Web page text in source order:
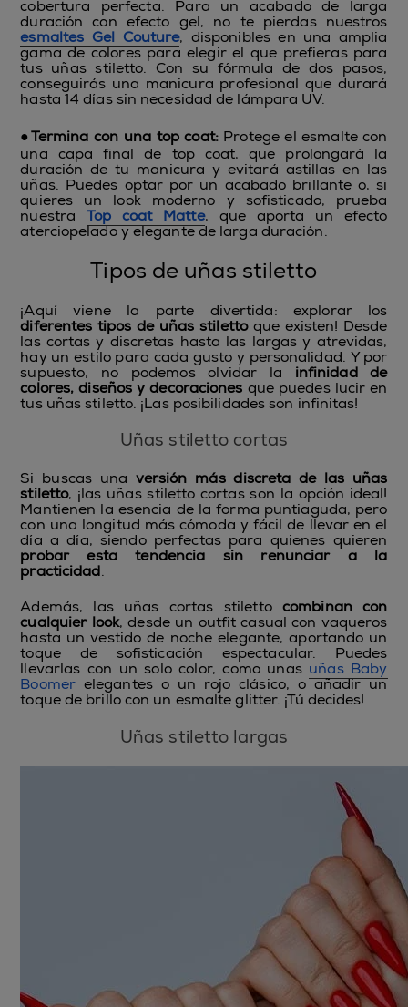
cobertura perfecta. Para un acabado de larga
duración con efecto gel, no te pierdas nuestros
esmaltes Gel Couture, disponibles en una amplia
gama de colores para elegir el que prefieras para
tus uñas stiletto. Con su fórmula de dos pasos,
conseguirás una manicura profesional que durará
hasta 14 días sin necesidad de lámpara UV.
●Termina con una top coat:Protege el esmalte con
una capa final de top coat, que prolongará la
duración de tu manicura y evitará astillas en las
uñas. Puedes optar por un acabado brillante o, si
quieres un look moderno y sofisticado, prueba
nuestra Top coat Matte, que aporta un efecto
aterciopelado y elegante de larga duración.
Tipos de uñas stiletto
¡Aquí viene la parte divertida: explorar los
diferentes tipos de uñas stilettoque existen! Desde
las cortas y discretas hasta las largas y atrevidas,
hay un estilo para cada gusto y personalidad. Y por
supuesto, no podemos olvidar la infinidad de
colores, diseños y decoraciones que puedes lucir en
tus uñas stiletto. ¡Las posibilidades son infinitas!
Uñas stiletto cortas
Si buscas una versión más discreta de las uñas
stiletto, ¡las uñas stiletto cortas son la opción ideal!
Mantienen la esencia de la forma puntiaguda, pero
con una longitud más cómoda y fácil de llevar en el
día a día, siendo perfectas para quienes quieren
probar esta tendencia sin renunciar a la
practicidad.
Además, las uñas cortas stilettocombinan con
cualquier look, desde un outfit casual con vaqueros
hasta un vestido de noche elegante, aportando un
toque de sofisticación espectacular. Puedes
llevarlas con un solo color, como unas uñas Baby
Boomer elegantes o un rojo clásico, o añadir un
toque de brillo con un esmalte glitter. ¡Tú decides!
Uñas stiletto largas